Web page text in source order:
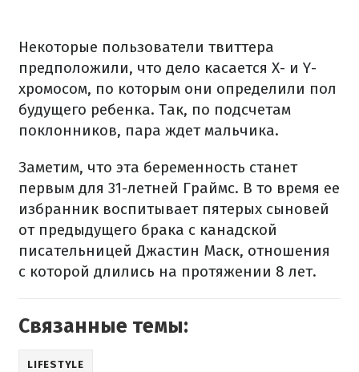
Некоторые пользователи твиттера
предположили, что дело касается Х- и Y-
хромосом, по которым они определили пол
будущего ребенка. Так, по подсчетам
поклонников, пара ждет мальчика.
Заметим, что эта беременность станет
первым для 31-летней Граймс. В то время ее
избранник воспитывает пятерых сыновей
от предыдущего брака с канадской
писательницей Джастин Маск, отношения
с которой длились на протяжении 8 лет.
Связанные темы:
LIFESTYLE